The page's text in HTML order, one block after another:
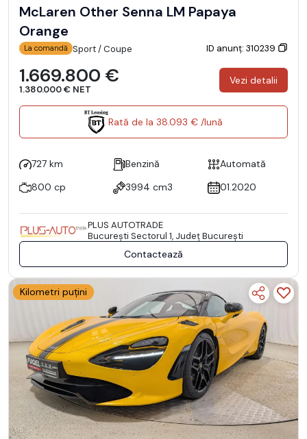
McLaren Other Senna LM Papaya
Orange
La comandă Sport / Coupe ID anunț: 310239
1.669.800 €
1.380.000 € NET
Vezi detalii
Rată de la 38.093 € /lună
727 km Benzină
Automată
800 cp
3994 cm3 01.2020
PLUS AUTOTRADE
Bucureşti Sectorul 1, Județ București
Contactează
Kilometri puțini